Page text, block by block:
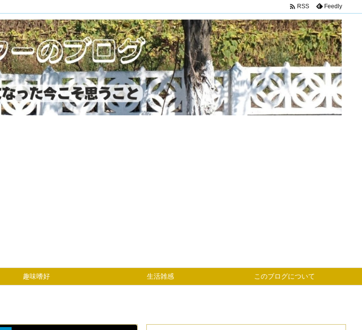
趣味嗜好 生活雑感 このブログについて
 RSS Feedly